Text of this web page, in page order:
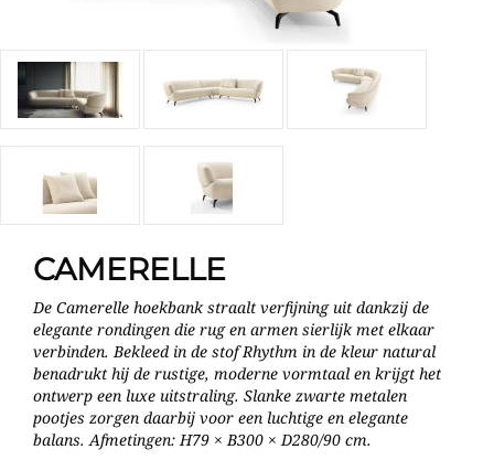
CAMERELLE
De Camerelle hoekbank straalt verfijning uit dankzij de
elegante rondingen die rug en armen sierlijk met elkaar
verbinden. Bekleed in de stof Rhythm in de kleur natural
benadrukt hij de rustige, moderne vormtaal en krijgt het
ontwerp een luxe uitstraling. Slanke zwarte metalen
pootjes zorgen daarbij voor een luchtige en elegante
balans. Afmetingen: H79 × B300 × D280/90 cm.